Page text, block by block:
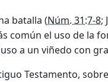
batalla (Núm. 31:7-8;
común el uso de la
a un viñedo con
Testamento,